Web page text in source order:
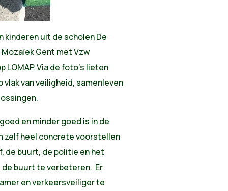
kinderen uit de scholen De
Gent met Vzw
LOMAP. Via de foto’s lieten
vlak van veiligheid, samenleven
en minder goed is in de
zelf heel concrete voorstellen
de buurt, de politie en het
de buurt te verbeteren. Er
en verkeersveiliger te